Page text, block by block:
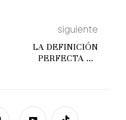
siguiente
LA DEFINICIÓN
PERFECTA DE